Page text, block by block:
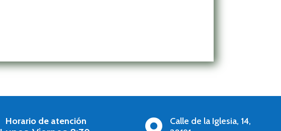
Horario de atención
Calle de la Iglesia, 14,